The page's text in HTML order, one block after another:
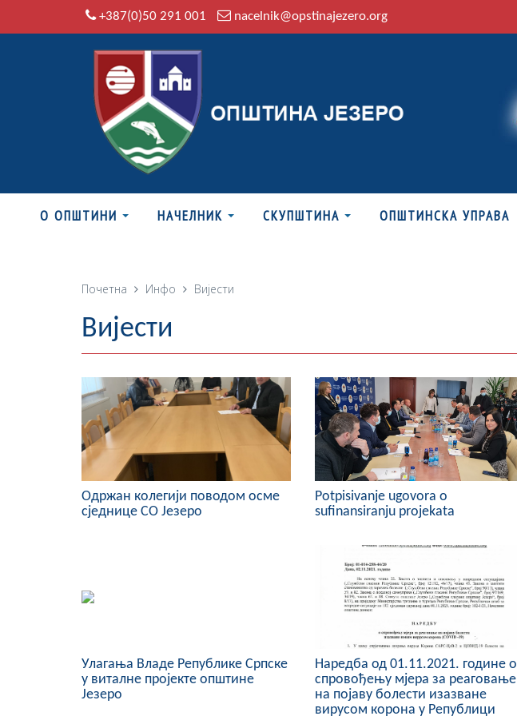
+387(0)50 291 001 nacelnik@opstinajezero.org
О ОПШТИНИ НАЧЕЛНИК СКУПШТИНА ОПШТИНСКА УПРАВА
Почетна Инфо Вијести
Вијести
Одржан колегији поводом осме
сједнице СО Језеро
Potpisivanje ugovora o
sufinansiranju projekata
Улагања Владе Републике Српске
у виталне пројекте општине
Језеро
Наредба од 01.11.2021. године о
спровођењу мјера за реаговање
на појаву болести изазване
вирусом корона у Републици